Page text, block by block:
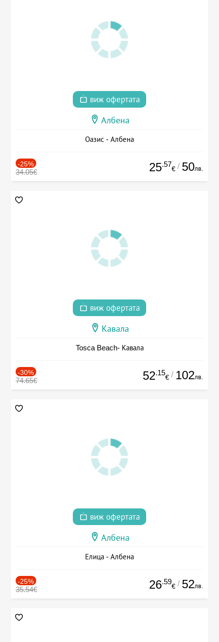
виж офертата
Албена
Оазис - Албена
-25%
34.05€ 25.57
€ / 50лв.
виж офертата
Кавала
Tosca Beach- Кавала
-30%
74.65€ 52.15
€ / 102лв.
виж офертата
Албена
Елица - Албена
-25%
35.54€ 26.59
€ / 52лв.